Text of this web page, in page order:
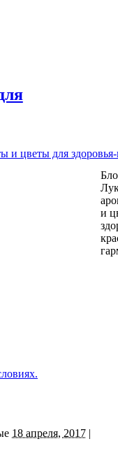
и цветы для
и
18 апреля, 2017 |